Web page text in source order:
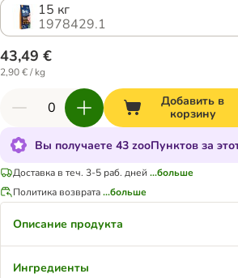
15 кг
1978429.1
43,49 €
2,90 € / kg
Добавить в
корзину
Вы получаете 43 zooПунктов за
Доставка в теч. 3-5 раб. дней ...больше
Политика возврата...больше
Описание продукта
Ингредиенты